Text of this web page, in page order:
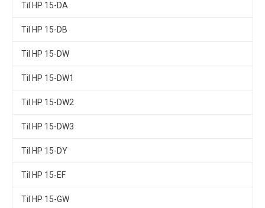
Til HP 15-DA
Til HP 15-DB
Til HP 15-DW
Til HP 15-DW1
Til HP 15-DW2
Til HP 15-DW3
Til HP 15-DY
Til HP 15-EF
Til HP 15-GW